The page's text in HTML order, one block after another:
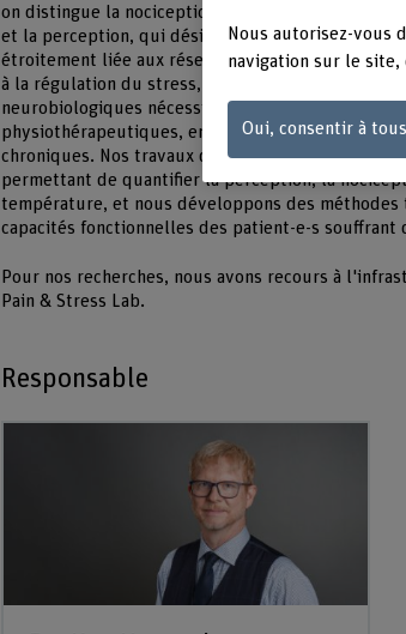
on distingue la nociception, qui désigne le
et la perception, qui désigne l’expérience
étroitement liée aux réseaux corticaux, qui
à la régulation du stress, de l’anxiété et à la
neurobiologiques nécessitent une perspective
physiothérapeutiques, en particulier dans le
chroniques. Nos travaux de recherche portent
permettant de quantifier la perception, la
température, et nous développons des
capacités fonctionnelles des patient-e-s souffrant
Pour nos recherches, nous avons recours à
Pain & Stress Lab.
Responsable
Nous autorisez-vous
navigation sur le
Oui, consentir à